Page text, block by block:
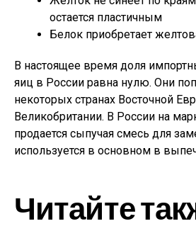
остается пластичным
Белок приобретает
В настоящее время доля
яиц в России равна нулю. Они
некоторых странах Восточной
Великобритании. В России на
продается сыпучая смесь для
используется в основном в
Читайте